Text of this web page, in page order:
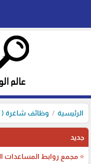
الرئيسية وظائف شاغرة (
جديد
⭐ مجمع روابط المساعدات